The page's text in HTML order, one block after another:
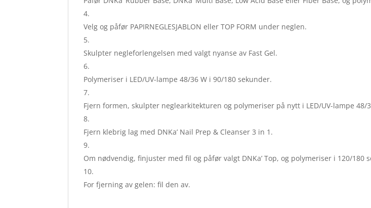
Velg og påfør PAPIRNEGLESJABLON eller TOP FORM under neglen.
Skulpter negleforlengelsen med valgt nyanse av Fast Gel.
Polymeriser i LED/UV-lampe 48/36 W i 90/180 sekunder.
Fjern formen, skulpter neglearkitekturen og polymeriser på nytt i LED/UV-lampe 48/
Fjern klebrig lag med DNKa’ Nail Prep & Cleanser 3 in 1.
Om nødvendig, finjuster med fil og påfør valgt DNKa’ Top, og polymeriser i 120/180
For fjerning av gelen: fil den av.